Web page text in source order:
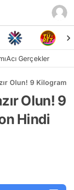
Acı Gerçekler
Olun! 9
Olun! 9
Hindi